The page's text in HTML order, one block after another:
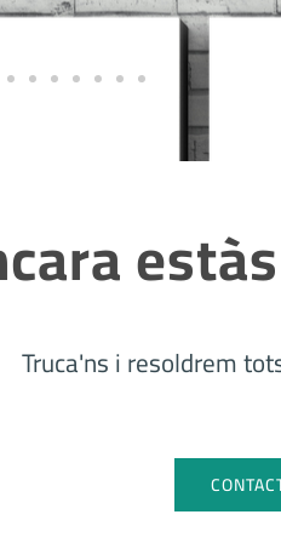
Truca'ns i resoldrem